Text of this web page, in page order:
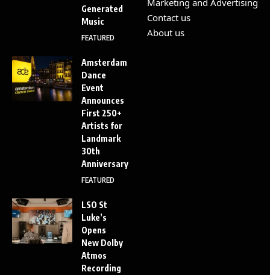
Generated
Music
FEATURED
Amsterdam
Dance
Event
Announces
First 250+
Artists for
Landmark
30th
Anniversary
FEATURED
LSO St
Luke’s
Opens
New Dolby
Atmos
Recording
Marketing and Advertising
Contact us
About us